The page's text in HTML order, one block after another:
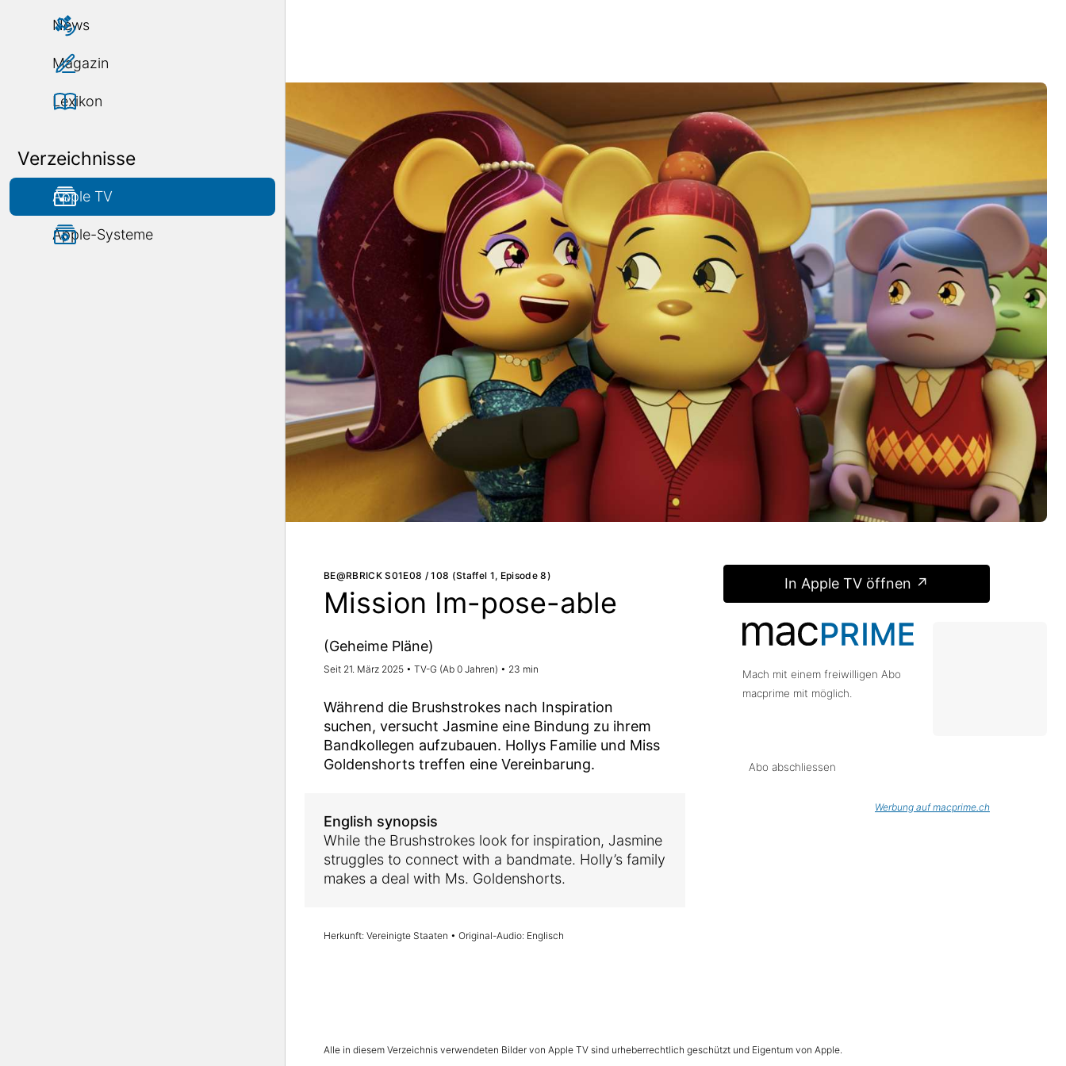
News
Magazin
Lexikon
Verzeichnisse
Apple TV
Apple-Systeme
BE@RBRICK S01E08 / 108 (Staffel 1, Episode 8)
Mission Im-pose-able
(Geheime Pläne)
Seit 21. März 2025 • TV-G (Ab 0 Jahren) • 23 min
Während die Brushstrokes nach Inspiration
suchen, versucht Jasmine eine Bindung zu ihrem
Bandkollegen aufzubauen. Hollys Familie und Miss
Goldenshorts treffen eine Vereinbarung.
English synopsis
While the Brushstrokes look for inspiration, Jasmine
struggles to connect with a bandmate. Holly’s family
makes a deal with Ms. Goldenshorts.
Herkunft: Vereinigte Staaten • Original-Audio: Englisch
In Apple TV öffnen ↗
Mach mit einem freiwilligen Abo
macprime mit möglich.
Abo abschliessen
Werbung auf macprime.ch
Alle in diesem Verzeichnis verwendeten Bilder von Apple TV sind urheberrechtlich geschützt und Eigentum von Apple.